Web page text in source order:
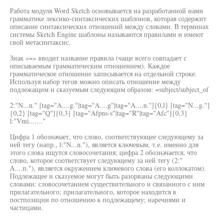
Работа модуля Word Sketch основывается на разработанной нами
грамматике лексико-синтаксических шаблонов, которая содержит
описание синтаксических отношений между словами. В терминах
системы Sketch Engine шаблоны называются правилами и имеют
свой метасинтаксис.
Знак «=» вводит название правила (чаще всего совпадает с
описываемым грамматическим отношением). Каждое
грамматическое отношение записывается на отдельной строке.
Используя набор тегов можно описать отношение между
подлежащим и сказуемым следующим образом: =subject/subject_of
2:"N...n." [tag="A....g."|tag="A....g"|tag="A....n."]{0,l} [tag="N...g."]
{0,2} [tag="Q"]{0,3} [tag="Afpns-s"|tag="R"|tag="Afc"]{0,3}
l:"Vmi......."
Цифра 1 обозначает, что слово, соответствующее следующему за
ней тегу (напр., l:"N...n."), является ключевым, т.е. именно для
этого слова ищутся словосочетания; цифра 2 обозначается, что
слово, которое соответствует следующему за ней тегу (2:"
А....п."), является окружением ключевого слова (его коллокатом).
Подлежащее и сказуемое могут быть разорваны следующими
словами: словосочетанием существительного и связанного с ним
прилагательного; прилагательного, которое находится в
постпозиции по отношению к подлежащему; наречиями и
частицами.